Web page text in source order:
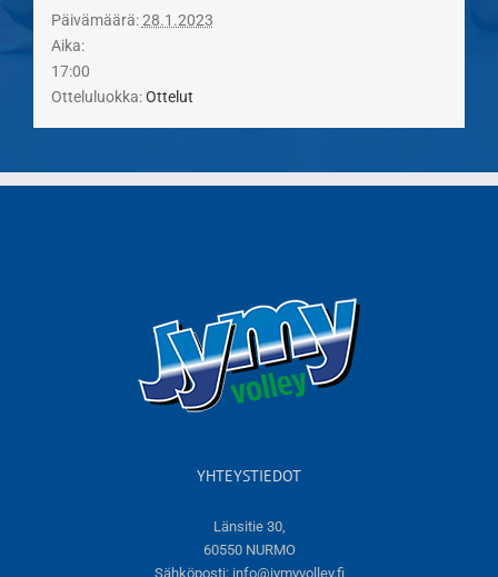
Päivämäärä: 28.1.2023
Aika:
17:00
Otteluluokka: Ottelut
YHTEYSTIEDOT
Länsitie 30,
60550 NURMO
Sähköposti: info@jymyvolley.fi